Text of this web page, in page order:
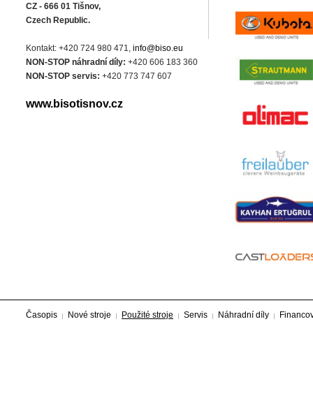
CZ - 666 01 Tišnov,
Czech Republic.
Kontakt: +420 724 980 471, info@biso.eu
NON-STOP náhradní díly: +420 606 183 360
NON-STOP servis: +420 773 747 607
www.bisotisnov.cz
Časopis Nové stroje Použité stroje Servis Náhradní díly